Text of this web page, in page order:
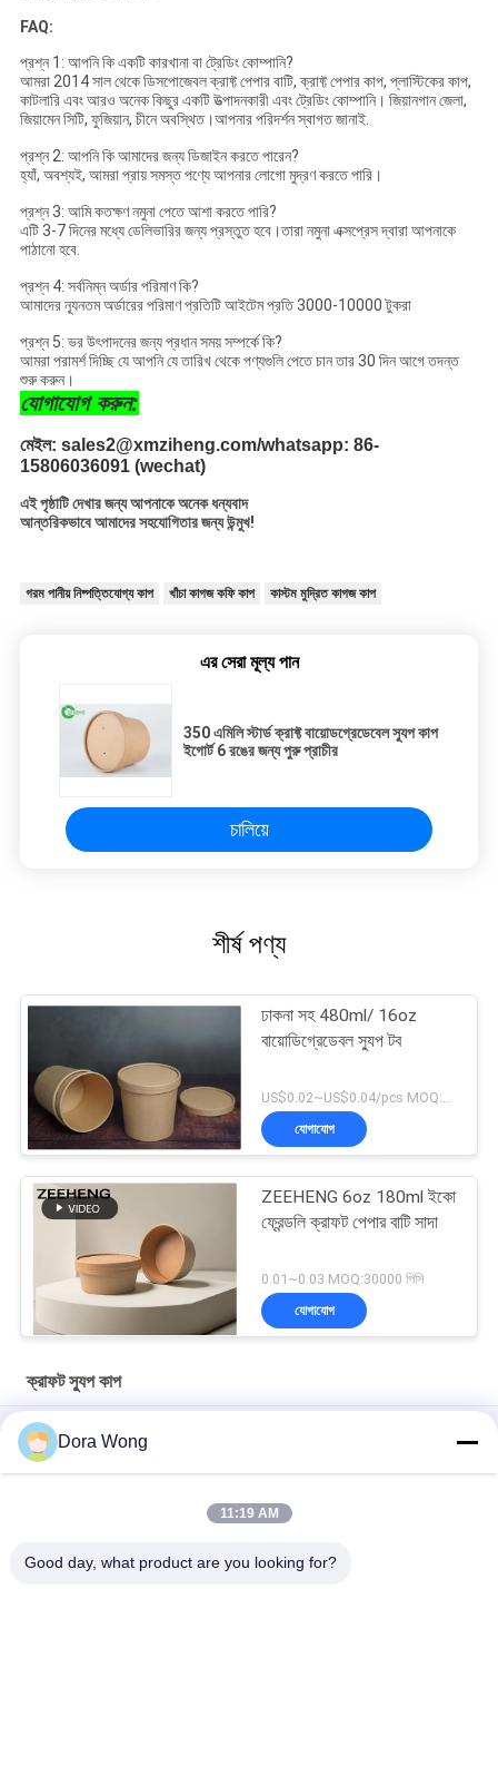
FAQ:
প্রশ্ন 1: আপনি কি একটি কারখানা বা ট্রেডিং কোম্পানি?
আমরা 2014 সাল থেকে ডিসপোজেবল ক্রাফ্ট পেপার বাটি, ক্রাফ্ট পেপার কাপ, প্লাস্টিকের কাপ,
কাটলারি এবং আরও অনেক কিছুর একটি উত্পাদনকারী এবং ট্রেডিং কোম্পানি। জিয়ানগান জেলা,
জিয়ামেন সিটি, ফুজিয়ান, চীনে অবস্থিত।আপনার পরিদর্শন স্বাগত জানাই.
প্রশ্ন 2: আপনি কি আমাদের জন্য ডিজাইন করতে পারেন?
হ্যাঁ, অবশ্যই, আমরা প্রায় সমস্ত পণ্যে আপনার লোগো মুদ্রণ করতে পারি।
প্রশ্ন 3: আমি কতক্ষণ নমুনা পেতে আশা করতে পারি?
এটি 3-7 দিনের মধ্যে ডেলিভারির জন্য প্রস্তুত হবে।তারা নমুনা এক্সপ্রেস দ্বারা আপনাকে
পাঠানো হবে.
প্রশ্ন 4: সর্বনিম্ন অর্ডার পরিমাণ কি?
আমাদের ন্যূনতম অর্ডারের পরিমাণ প্রতিটি আইটেম প্রতি 3000-10000 টুকরা
প্রশ্ন 5: ভর উৎপাদনের জন্য প্রধান সময় সম্পর্কে কি?
আমরা পরামর্শ দিচ্ছি যে আপনি যে তারিখ থেকে পণ্যগুলি পেতে চান তার 30 দিন আগে তদন্ত
শুরু করুন।
যোগাযোগ করুন:
মেইল: sales2@xmziheng.com/whatsapp: 86-
15806036091 (wechat)
এই পৃষ্ঠাটি দেখার জন্য আপনাকে অনেক ধন্যবাদ
আন্তরিকভাবে আমাদের সহযোগিতার জন্য উন্মুখ!
গরম পানীয় নিষ্পত্তিযোগ্য কাপ খাঁচা কাগজ কফি কাপ কাস্টম মুদ্রিত কাগজ কাপ
এর সেরা মূল্য পান
350 এমিলি স্টার্ড ক্রাফ্ট বায়োডগ্রেডেবেল স্যুপ কাপ
ইগোর্ট 6 রঙের জন্য পুরু প্রাচীর
চালিয়ে
শীর্ষ পণ্য
ঢাকনা সহ 480ml/ 16oz
বায়োডিগ্রেডেবল স্যুপ টব
US$0.02~US$0.04/pcs MOQ:30000 পিসি
যোগাযোগ
ZEEHENG 6oz 180ml ইকো
ফ্রেন্ডলি ক্রাফট পেপার বাটি সাদা
0.01~0.03 MOQ:30000 পিসি
যোগাযোগ
ক্রাফট স্যুপ কাপ
350 এমিলি 40gsm ক্রিপ্ট পেপার কাপ ঢাকনা দিয়ে দূরে ডিসপোজেবল পেপার স্যুপ কাপ
নিন
Dora Wong
11:19 AM
Good day, what product are you looking for?